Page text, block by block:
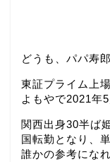
どうも、パパ寿郎
東証プライム上
よもやで2021年
関西出身30半ば
国転勤となり、
誰かの参考にな